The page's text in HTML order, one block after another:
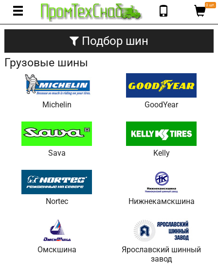
0 шт.
Подбор шин
Грузовые шины
Michelin GoodYear
Sava Kelly
Nortec Нижнекамскшина
Омскшина
Ярославский шинный
завод